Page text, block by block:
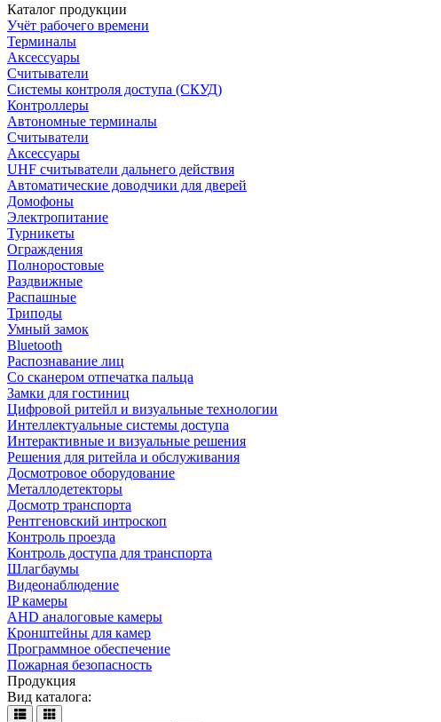
Каталог продукции
Учёт рабочего времени
Терминалы
Аксессуары
Считыватели
Системы контроля доступа (СКУД)
Контроллеры
Автономные терминалы
Считыватели
Аксессуары
UHF считыватели дальнего действия
Автоматические доводчики для дверей
Домофоны
Электропитание
Турникеты
Ограждения
Полноростовые
Раздвижные
Распашные
Триподы
Умный замок
Bluetooth
Распознавание лиц
Со сканером отпечатка пальца
Замки для гостиниц
Цифровой ритейл и визуальные технологии
Интеллектуальные системы доступа
Интерактивные и визуальные решения
Решения для ритейла и обслуживания
Досмотровое оборудование
Металлодетекторы
Досмотр транспорта
Рентгеновский интроскоп
Контроль проезда
Контроль доступа для транспорта
Шлагбаумы
Видеонаблюдение
IP камеры
AHD аналоговые камеры
Кронштейны для камер
Программное обеспечение
Пожарная безопасность
Продукция
Вид каталога: